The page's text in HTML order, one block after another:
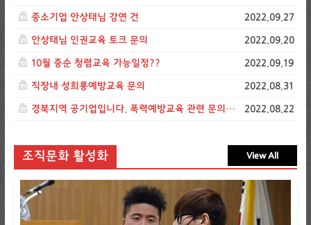
중소기업 안상태님 강연 건 2022.09.27
안상태님 인권교육 토크 문의 2022.09.20
10월 중순 청렴교육 가능일정?? 2022.09.19
직장내 성희롱예방교육 문의 2022.08.31
경북지역 공기업입니다. 폭력예방교육 관련 문의드립니다. 2022.08.22
조직문화 활성화 View All